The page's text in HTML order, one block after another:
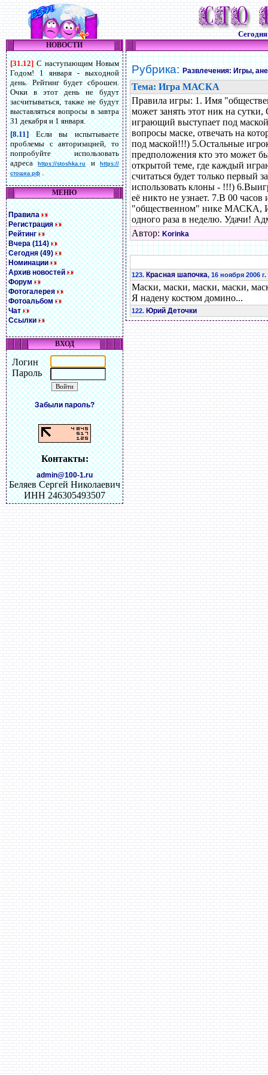
НОВОСТИ
[31.12]С наступающим Новым
Годом! 1 января - выходной
день. Рейтинг будет сброшен.
Очки в этот день не будут
засчитываться, также не будут
выставляться вопросы в завтра
31 декабря и 1 января.
[8.11]Если вы испытываете
проблемы с авторизацией, то
попробуйте использовать
адресаhttps://stoshka.ruиhttps://
стошка.рф.
МЕНЮ
Правила
Регистрация
Рейтинг
Вчера (114)
Сегодня (49)
Номинации
Архив новостей
Форум
Фотогалерея
Фотоальбом
Чат
Ссылки
ВХОД
Логин
Пароль
Забыли пароль?
Контакты:
admin@100-1.ru
Беляев Сергей Николаевич
ИНН 246305493507
Рубрика:Развлечения: Игры,
Тема: Игра МАСКА
Правила игры: 1. Имя
может занять этот ник на
играющий выступает под
вопросы маске, отвечать на
под маской!!!) 5.Остальные
предположения кто это
открытой теме, где каждый
считаться будет только первый
использовать клоны - !!!)
её никто не узнает. 7.В 00
"общественном" нике МАСКА, И
одного раза в неделю. Удачи!
Автор: Korinka
123. Красная шапочка, 16 ноября 2006
Маски, маски, маски, маски,
Я надену костюм домино...
122. Юрий Деточки